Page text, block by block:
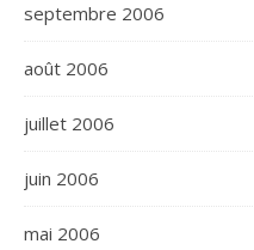
septembre 2006
août 2006
juillet 2006
juin 2006
mai 2006